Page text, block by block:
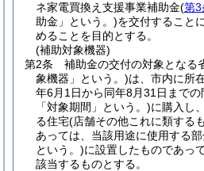
ネ家電買換え支援事業補助金(第3
助金」という。)を交付すること
めることを目的とする。
(補助対象機器)
第2条
補助金の交付の対象となる
象機器」という。)は、市内に所
年6月1日から同年8月31日までの
「対象期間」という。)に購入し
る住宅(店舗その他これに類する
あっては、当該用途に使用する部
という。)に設置したものであって
該当するものとする。